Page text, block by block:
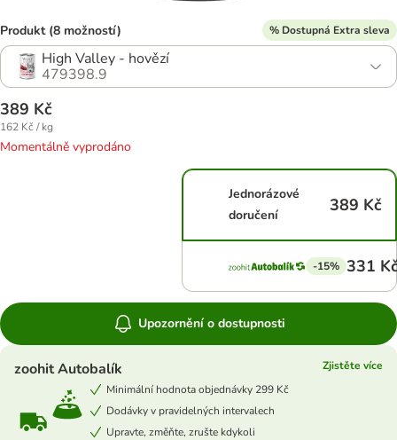
Produkt (8 možností) % Dostupná Extra sleva
High Valley - hovězí
479398.9
389 Kč
162 Kč / kg
Momentálně vyprodáno
Jednorázové
doručení
389 Kč
-15% 331
Upozornění o dostupnosti
zoohit Autobalík
Zjistěte více
Minimální hodnota objednávky 299 Kč
Dodávky v pravidelných intervalech
Upravte, změňte, zrušte kdykoli